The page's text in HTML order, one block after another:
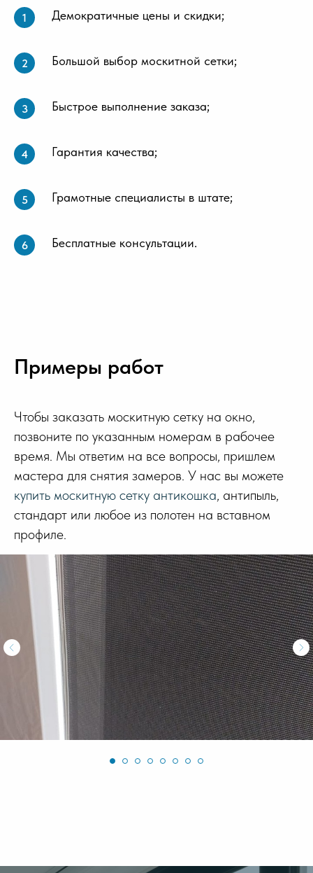
Демократичные цены и скидки;
Большой выбор москитной сетки;
Быстрое выполнение заказа;
Гарантия качества;
Грамотные специалисты в штате;
Бесплатные консультации.
Примеры работ
Чтобы заказать москитную сетку на окно,
позвоните по указанным номерам в рабочее
время. Мы ответим на все вопросы, пришлем
мастера для снятия замеров. У нас вы можете
купить москитную сетку антикошка, антипыль,
стандарт или любое из полотен на вставном
профиле.